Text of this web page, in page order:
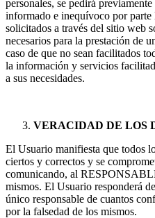
personales, se pedirá
informado e inequívoco por parte
solicitados a través del sitio web
necesarios para la prestación de
caso de que no sean facilitados
la información y servicios
a sus necesidades.
VERACIDAD DE LOS
El Usuario manifiesta que todos
ciertos y correctos y se
comunicando, al
mismos. El Usuario responderá
único responsable de cuantos
por la falsedad de los mismos.